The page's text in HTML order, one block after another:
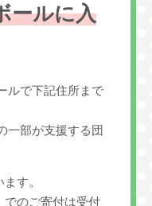
ールに入
ルで下記住所まで
一部が支援する団
す。
でのご寄付は受付